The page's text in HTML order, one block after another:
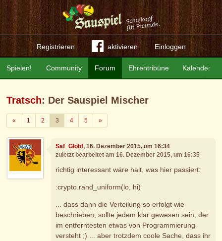
Registrieren aktivieren Einloggen
Community Forum Ehrentribüne Kalender
Spielen!
Tratsch: Der Sauspiel Mischer
«Zurück
1 2 3 4 5 »Weiter
Saf_Globf, 16. Dezember 2015, um 16:34
zuletzt bearbeitet am 16. Dezember 2015, um 16:35
richtig interessant wäre halt, was hier passiert:
:crypto.rand_uniform(lo, hi)
... dass dann die Verteilung so erfolgt wie
beschrieben, sollte jedem klar gewesen sein, der
im entferntesten etwas von Programmierung
versteht ;) ... aber trotzdem coole Sache, dass ihr